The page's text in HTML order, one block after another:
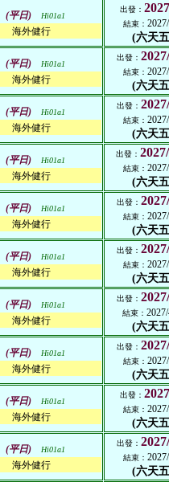
(平日) Hi01a1
海外健行
出發：
結束：
(六天
(平日) Hi01a1
海外健行
出發：
結束：
(六天
(平日) Hi01a1
海外健行
出發：
結束：
(六天
(平日) Hi01a1
海外健行
出發：
結束：
(六天
(平日) Hi01a1
海外健行
出發：
結束：
(六天
(平日) Hi01a1
海外健行
出發：
結束：
(六天
(平日) Hi01a1
海外健行
出發：
結束：
(六天
(平日) Hi01a1
海外健行
出發：
結束：
(六天
(平日) Hi01a1
海外健行
出發：
結束：
(六天
(平日) Hi01a1
海外健行
出發：
結束：
(六天